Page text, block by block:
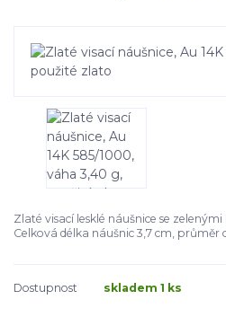
Zlaté visací lesklé náušnice se
Celková délka náušnic 3,7 cm, průměr
Dostupnost skladem 1 ks